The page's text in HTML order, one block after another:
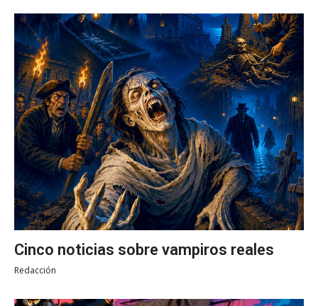
Cinco noticias sobre vampiros reales
Redacción